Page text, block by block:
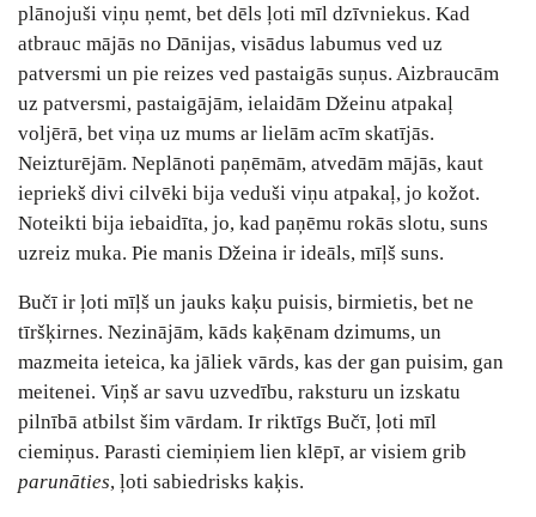
plānojuši viņu ņemt, bet dēls ļoti mīl dzīvniekus. Kad
atbrauc mājās no Dānijas, visādus labumus ved uz
patversmi un pie reizes ved pastaigās suņus. Aizbraucām
uz patversmi, pastaigājām, ielaidām Džeinu atpakaļ
voljērā, bet viņa uz mums ar lielām acīm skatījās.
Neizturējām. Neplānoti paņēmām, atvedām mājās, kaut
iepriekš divi cilvēki bija veduši viņu atpakaļ, jo kožot.
Noteikti bija iebaidīta, jo, kad paņēmu rokās slotu, suns
uzreiz muka. Pie manis Džeina ir ideāls, mīļš suns.
Bučī ir ļoti mīļš un jauks kaķu puisis, birmietis, bet ne
tīršķirnes. Nezinājām, kāds kaķēnam dzimums, un
mazmeita ieteica, ka jāliek vārds, kas der gan puisim, gan
meitenei. Viņš ar savu uzvedību, raksturu un izskatu
pilnībā atbilst šim vārdam. Ir riktīgs Bučī, ļoti mīl
ciemiņus. Parasti ciemiņiem lien klēpī, ar visiem grib
parunāties, ļoti sabiedrisks kaķis.